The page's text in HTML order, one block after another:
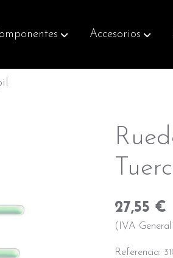
Accesorios
27,55 €
(IVA General
Referencia: